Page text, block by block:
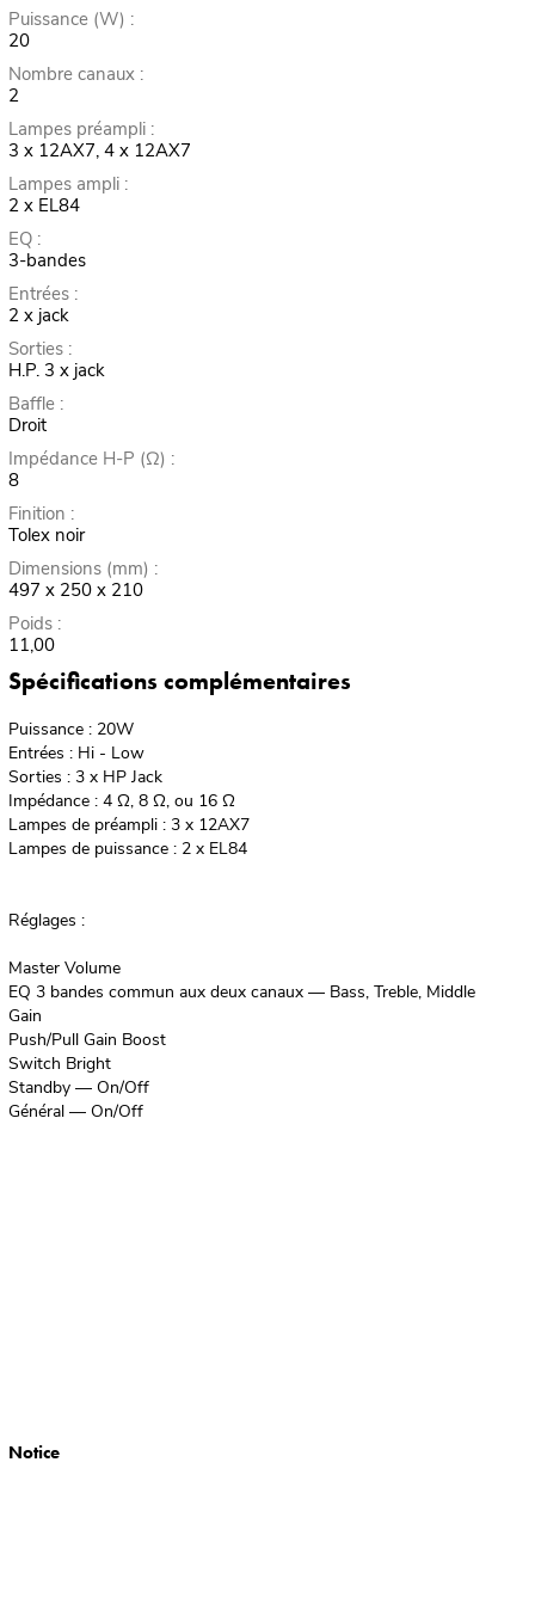
Puissance (W) :
20
Nombre canaux :
2
Lampes préampli :
3 x 12AX7, 4 x 12AX7
Lampes ampli :
2 x EL84
EQ :
3-bandes
Entrées :
2 x jack
Sorties :
H.P. 3 x jack
Baffle :
Droit
Impédance H-P (Ω) :
8
Finition :
Tolex noir
Dimensions (mm) :
497 x 250 x 210
Poids :
11,00
Spécifications complémentaires
Puissance : 20W
Entrées : Hi - Low
Sorties : 3 x HP Jack
Impédance : 4 Ω, 8 Ω, ou 16 Ω
Lampes de préampli : 3 x 12AX7
Lampes de puissance : 2 x EL84
Réglages :
Master Volume
EQ 3 bandes commun aux deux canaux — Bass, Treble, Middle
Gain
Push/Pull Gain Boost
Switch Bright
Standby — On/Off
Général — On/Off
Notice